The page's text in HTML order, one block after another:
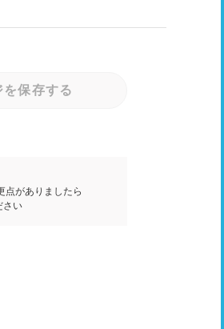
を保存する
点がありましたら
さい